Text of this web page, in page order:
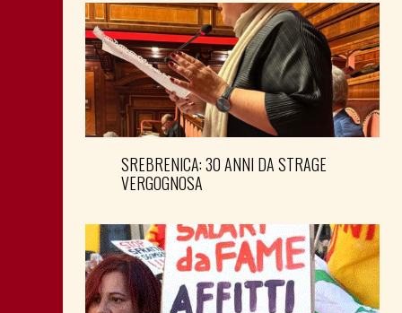
SREBRENICA: 30 ANNI DA STRAGE
VERGOGNOSA